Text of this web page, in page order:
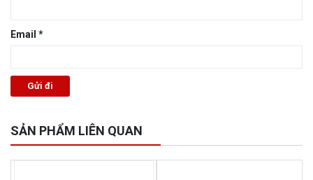
Email *
SẢN PHẨM LIÊN QUAN